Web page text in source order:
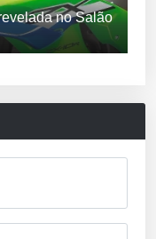
no Salão